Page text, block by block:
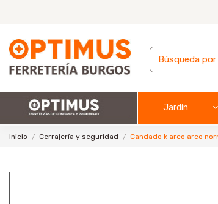
Jardín
Inicio Cerrajería y seguridad Candado k arco arco